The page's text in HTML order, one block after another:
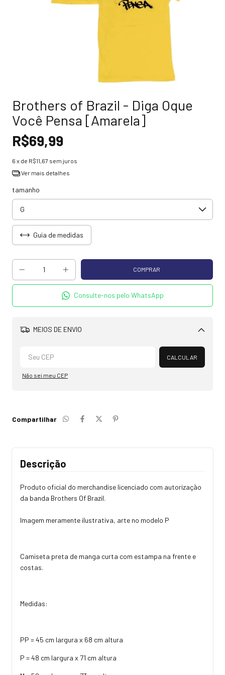
Brothers of Brazil - Diga Oque
Você Pensa [Amarela]
R$69,99
6 x de R$11,67 sem juros
Ver mais detalhes
tamanho
Guia de medidas
Consulte-nos pelo WhatsApp
MEIOS DE ENVIO
Alterar CEP
CALCULAR
Não sei meu CEP
Compartilhar
Descrição
Produto oficial do merchandise licenciado com autorização
da banda Brothers Of Brazil.
Imagem meramente ilustrativa, arte no modelo P
Camiseta preta de manga curta com estampa na frente e
costas.
Medidas:
PP = 45 cm largura x 68 cm altura
P = 48 cm largura x 71 cm altura